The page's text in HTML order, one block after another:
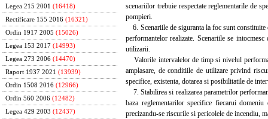
Legea 215 2001 (16418)
Rectificare 155 2016 (16321)
Ordin 1917 2005 (15026)
Legea 153 2017 (14993)
Legea 273 2006 (14470)
Raport 1937 2021 (13939)
Ordin 1508 2016 (12966)
Ordin 560 2006 (12482)
Legea 429 2003 (12437)
scenariilor trebuie respectate reglementarile de
pompieri.
6. Scenariile de siguranta la foc sunt
performantelor realizate. Scenariile se
utilizarii.
Valorile intervalelor de timp si nivelul
amplasare, de conditiile de utilizare privind
specifice, existenta, dotarea si posibilitatile de
7. Stabilirea si realizarea parametrilor
baza reglementarilor specifice fiecarui
precizandu-se riscurile si pericolele de incendiu,